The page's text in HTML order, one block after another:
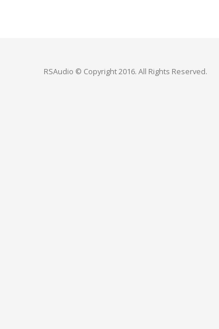
RSAudio © Copyright 2016. All Rights Reserved.